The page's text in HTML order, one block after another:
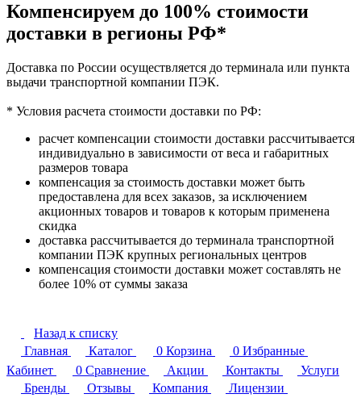
Компенсируем до 100% стоимости
доставки в регионы РФ*
Доставка по России осуществляется до терминала или пункта
выдачи транспортной компании ПЭК.
* Условия расчета стоимости доставки по РФ:
расчет компенсации стоимости доставки рассчитывается
индивидуально в зависимости от веса и габаритных
размеров товара
компенсация за стоимость доставки может быть
предоставлена для всех заказов, за исключением
акционных товаров и товаров к которым применена
скидка
доставка рассчитывается до терминала транспортной
компании ПЭК крупных региональных центров
компенсация стоимости доставки может составлять не
более 10% от суммы заказа
Назад к списку
Главная
Каталог 0 Корзина 0 Избранные
Кабинет
0 Сравнение Акции Контакты
Услуги
Бренды
Отзывы Компания
Лицензии